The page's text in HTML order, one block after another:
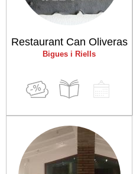
Restaurant Can Oliveras
Bigues i Riells